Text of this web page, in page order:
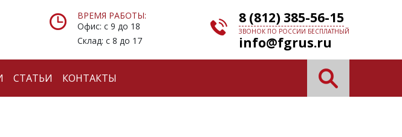
ВРЕМЯ РАБОТЫ:
Офис: с 9 до 18
Склад: с 8 до 17
8 (812) 385-56-15
ЗВОНОК ПО РОССИИ БЕСПЛАТНЫЙ
info@fgrus.ru
СТАТЬИ КОНТАКТЫ